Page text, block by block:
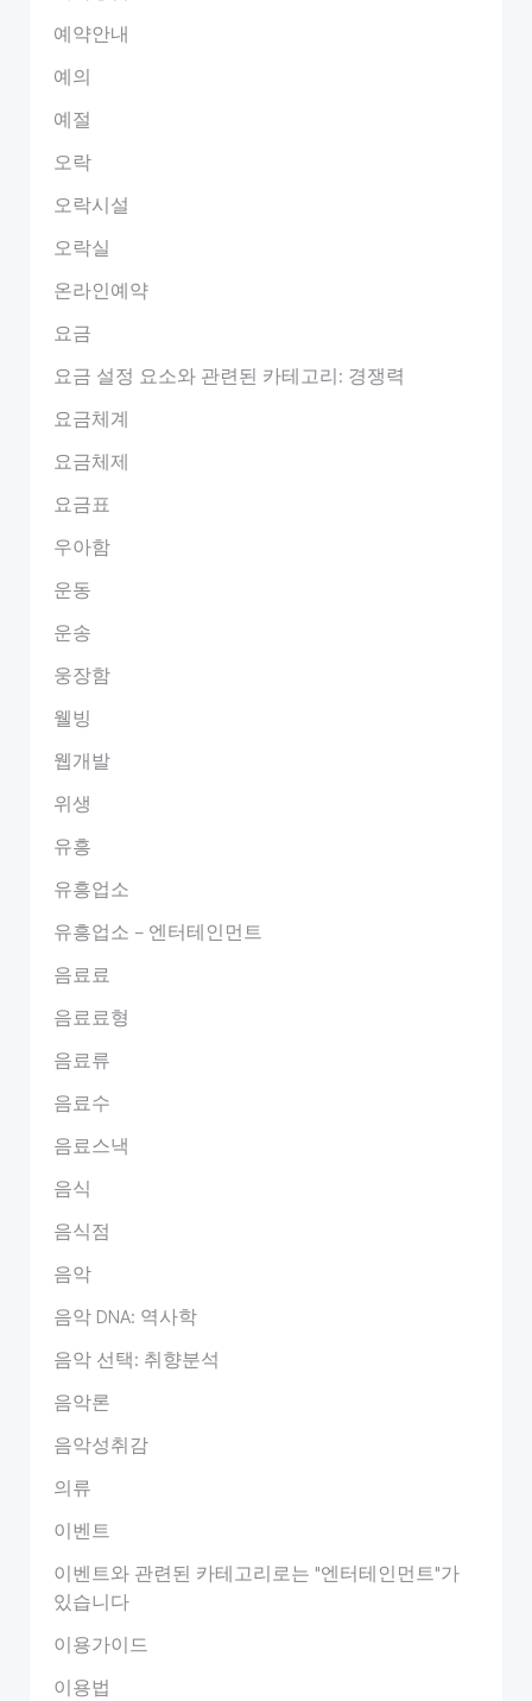
예약안내
예의
예절
오락
오락시설
오락실
온라인예약
요금
요금 설정 요소와 관련된 카테고리: 경쟁력
요금체계
요금체제
요금표
우아함
운동
운송
웅장함
웰빙
웹개발
위생
유흥
유흥업소
유흥업소 – 엔터테인먼트
음료료
음료료형
음료류
음료수
음료스낵
음식
음식점
음악
음악 DNA: 역사학
음악 선택: 취향분석
음악론
음악성취감
의류
이벤트
이벤트와 관련된 카테고리로는 "엔터테인먼트"가
있습니다
이용가이드
이용법